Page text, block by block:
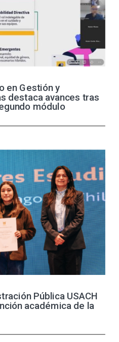
en Gestión y
destaca avances tras
módulo
Pública USACH
académica de la